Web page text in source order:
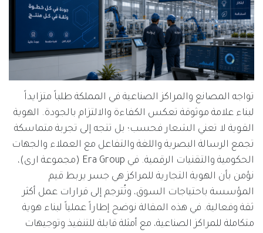
تواجه المصانع والمراكز الصناعية في المملكة طلباً متزايداً
لبناء علامة موثوقة تعكس الكفاءة والالتزام بالجودة. الهوية
القوية لا تعني الشعار فحسب؛ بل تتجه إلى تجربة متماسكة
تجمع الرسالة البصرية واللغة والتفاعل مع العملاء والجهات
الحكومية والتقنيات الرقمية. في Era Group (مجموعة ارى)،
نؤمن بأن الهوية التجارية للمراكز هي جسر يربط قيم
المؤسسة باحتياجات السوق، وتُترجم إلى قرارات عمل أكثر
ثقة وفعالية. في هذه المقالة نوضح إطاراً عملياً لبناء هوية
متكاملة للمراكز الصناعية، مع أمثلة قابلة للتنفيذ وتوجيهات